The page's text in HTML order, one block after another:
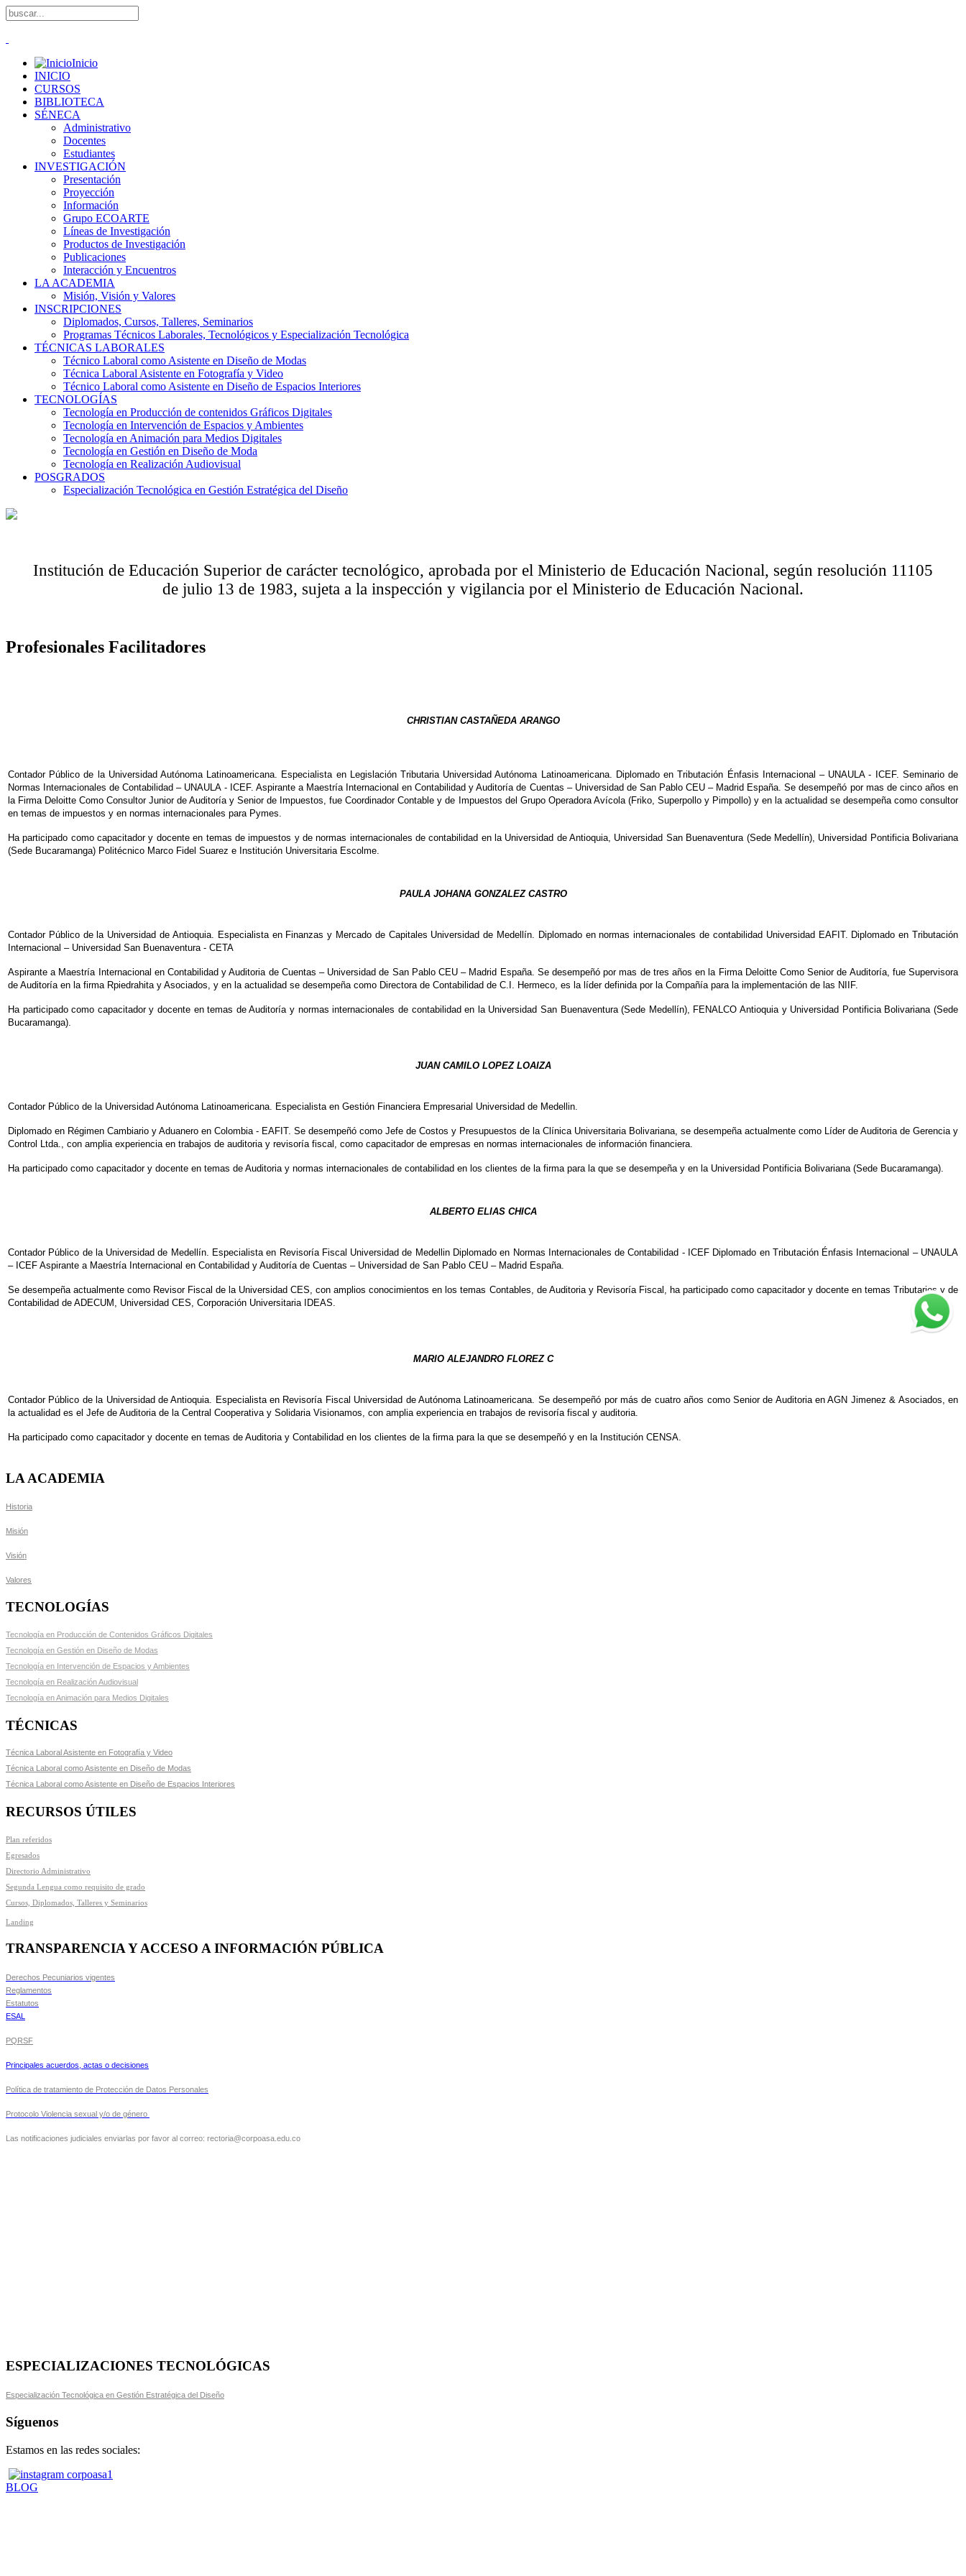
Inicio
INICIO
CURSOS
BIBLIOTECA
SÉNECA
Administrativo
Docentes
Estudiantes
INVESTIGACIÓN
Presentación
Proyección
Información
Grupo ECOARTE
Líneas de Investigación
Productos de Investigación
Publicaciones
Interacción y Encuentros
LA ACADEMIA
Misión, Visión y Valores
INSCRIPCIONES
Diplomados, Cursos, Talleres, Seminarios
Programas Técnicos Laborales, Tecnológicos y Especialización Tecnológica
TÉCNICAS LABORALES
Técnico Laboral como Asistente en Diseño de Modas
Técnica Laboral Asistente en Fotografía y Video
Técnico Laboral como Asistente en Diseño de Espacios Interiores
TECNOLOGÍAS
Tecnología en Producción de contenidos Gráficos Digitales
Tecnología en Intervención de Espacios y Ambientes
Tecnología en Animación para Medios Digitales
Tecnología en Gestión en Diseño de Moda
Tecnología en Realización Audiovisual
POSGRADOS
Especialización Tecnológica en Gestión Estratégica del Diseño
Institución de Educación Superior de carácter tecnológico, aprobada por el Ministerio de Educación Nacional, según resolución 11105
de julio 13 de 1983, sujeta a la inspección y vigilancia por el Ministerio de Educación Nacional.
Profesionales Facilitadores
CHRISTIAN CASTAÑEDA ARANGO
Contador Público de la Universidad Autónoma Latinoamericana. Especialista en Legislación Tributaria Universidad Autónoma Latinoamericana. Diplomado en Tributación Énfasis Internacional – UNAULA - ICEF. Seminario de
Normas Internacionales de Contabilidad – UNAULA - ICEF. Aspirante a Maestría Internacional en Contabilidad y Auditoría de Cuentas – Universidad de San Pablo CEU – Madrid España. Se desempeñó por mas de cinco años en
la Firma Deloitte Como Consultor Junior de Auditoría y Senior de Impuestos, fue Coordinador Contable y de Impuestos del Grupo Operadora Avícola (Friko, Superpollo y Pimpollo) y en la actualidad se desempeña como consultor
en temas de impuestos y en normas internacionales para Pymes.
Ha participado como capacitador y docente en temas de impuestos y de normas internacionales de contabilidad en la Universidad de Antioquia, Universidad San Buenaventura (Sede Medellín), Universidad Pontificia Bolivariana
(Sede Bucaramanga) Politécnico Marco Fidel Suarez e Institución Universitaria Escolme.
PAULA JOHANA GONZALEZ CASTRO
Contador Público de la Universidad de Antioquia. Especialista en Finanzas y Mercado de Capitales Universidad de Medellín. Diplomado en normas internacionales de contabilidad Universidad EAFIT. Diplomado en Tributación
Internacional – Universidad San Buenaventura - CETA
Aspirante a Maestría Internacional en Contabilidad y Auditoria de Cuentas – Universidad de San Pablo CEU – Madrid España. Se desempeñó por mas de tres años en la Firma Deloitte Como Senior de Auditoría, fue Supervisora
de Auditoría en la firma Rpiedrahita y Asociados, y en la actualidad se desempeña como Directora de Contabilidad de C.I. Hermeco, es la líder definida por la Compañía para la implementación de las NIIF.
Ha participado como capacitador y docente en temas de Auditoría y normas internacionales de contabilidad en la Universidad San Buenaventura (Sede Medellín), FENALCO Antioquia y Universidad Pontificia Bolivariana (Sede
Bucaramanga).
JUAN CAMILO LOPEZ LOAIZA
Contador Público de la Universidad Autónoma Latinoamericana. Especialista en Gestión Financiera Empresarial Universidad de Medellin.
Diplomado en Régimen Cambiario y Aduanero en Colombia - EAFIT. Se desempeñó como Jefe de Costos y Presupuestos de la Clínica Universitaria Bolivariana, se desempeña actualmente como Líder de Auditoria de Gerencia y
Control Ltda., con amplia experiencia en trabajos de auditoria y revisoría fiscal, como capacitador de empresas en normas internacionales de información financiera.
Ha participado como capacitador y docente en temas de Auditoria y normas internacionales de contabilidad en los clientes de la firma para la que se desempeña y en la Universidad Pontificia Bolivariana (Sede Bucaramanga).
ALBERTO ELIAS CHICA
Contador Público de la Universidad de Medellín. Especialista en Revisoría Fiscal Universidad de Medellin Diplomado en Normas Internacionales de Contabilidad - ICEF Diplomado en Tributación Énfasis Internacional – UNAULA
– ICEF Aspirante a Maestría Internacional en Contabilidad y Auditoría de Cuentas – Universidad de San Pablo CEU – Madrid España.
Se desempeña actualmente como Revisor Fiscal de la Universidad CES, con amplios conocimientos en los temas Contables, de Auditoria y Revisoría Fiscal, ha participado como capacitador y docente en temas Tributarios y de
Contabilidad de ADECUM, Universidad CES, Corporación Universitaria IDEAS.
MARIO ALEJANDRO FLOREZ C
Contador Público de la Universidad de Antioquia. Especialista en Revisoría Fiscal Universidad de Autónoma Latinoamericana. Se desempeñó por más de cuatro años como Senior de Auditoria en AGN Jimenez & Asociados, en
la actualidad es el Jefe de Auditoria de la Central Cooperativa y Solidaria Visionamos, con amplia experiencia en trabajos de revisoría fiscal y auditoria.
Ha participado como capacitador y docente en temas de Auditoria y Contabilidad en los clientes de la firma para la que se desempeñó y en la Institución CENSA.
LA ACADEMIA
Historia
Misión
Visión
Valores
TECNOLOGÍAS
Tecnología en Producción de Contenidos Gráficos Digitales
Tecnología en Gestión en Diseño de Modas
Tecnología en Intervención de Espacios y Ambientes
Tecnología en Realización Audiovisual
Tecnología en Animación para Medios Digitales
TÉCNICAS
Técnica Laboral Asistente en Fotografía y Video
Técnica Laboral como Asistente en Diseño de Modas
Técnica Laboral como Asistente en Diseño de Espacios Interiores
RECURSOS ÚTILES
Plan referidos
Egresados
Directorio Administrativo
Segunda Lengua como requisito de grado
Cursos, Diplomados, Talleres y Seminarios
Landing
TRANSPARENCIA Y ACCESO A INFORMACIÓN PÚBLICA
Derechos Pecuniarios vigentes
Reglamentos
Estatutos
ESAL
PQRSF
Principales acuerdos, actas o decisiones
Política de tratamiento de Protección de Datos Personales
Protocolo Violencia sexual y/o de género
Las notificaciones judiciales enviarlas por favor al correo: rectoria@corpoasa.edu.co
ESPECIALIZACIONES TECNOLÓGICAS
Especialización Tecnológica en Gestión Estratégica del Diseño
Síguenos
Estamos en las redes sociales:
BLOG